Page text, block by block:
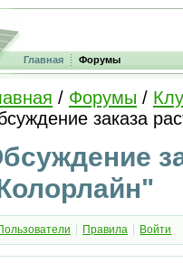
Главная Форумы
/ Форумы /
заказа
Правила Войти